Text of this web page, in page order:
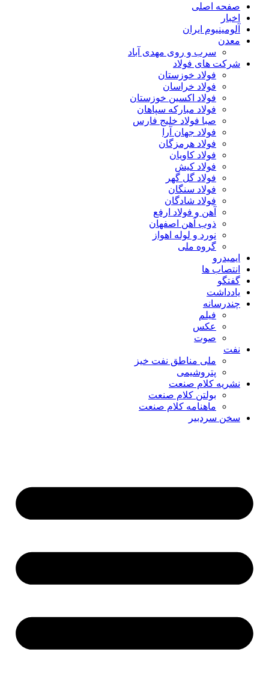
صفحه اصلی
اخبار
آلومینیوم ایران
معدن
سرب و روی مهدی آباد
شرکت های فولاد
فولاد خوزستان
فولاد خراسان
فولاد اکسین خوزستان
فولاد مبارکه سپاهان
صبا فولاد خلیج فارس
فولاد جهان آرا
فولاد هرمزگان
فولاد کاویان
فولاد کیش
فولاد گل گهر
فولاد سنگان
فولاد شادگان
آهن و فولاد ارفع
ذوب آهن اصفهان
نورد و لوله اهواز
گروه ملی
ایمیدرو
انتصاب ها
گفتگو
یادداشت
چندرسانه
فیلم
عکس
صوت
نفت
ملی مناطق نفت خیز
پتروشیمی
نشریه کلام صنعت
بولتن کلام صنعت
ماهنامه کلام صنعت
سخن سردبیر